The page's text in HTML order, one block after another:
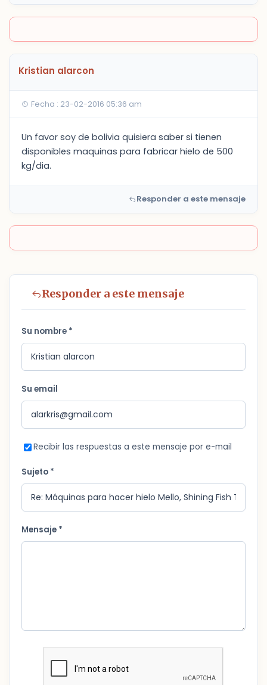
Kristian alarcon
Fecha : 23-02-2016 05:36 am
Un favor soy de bolivia quisiera saber si tienen
disponibles maquinas para fabricar hielo de 500
kg/dia.
Responder a este mensaje
Responder a este mensaje
Su nombre *
Su email
Recibir las respuestas a este mensaje por e-mail
Sujeto *
Mensaje *